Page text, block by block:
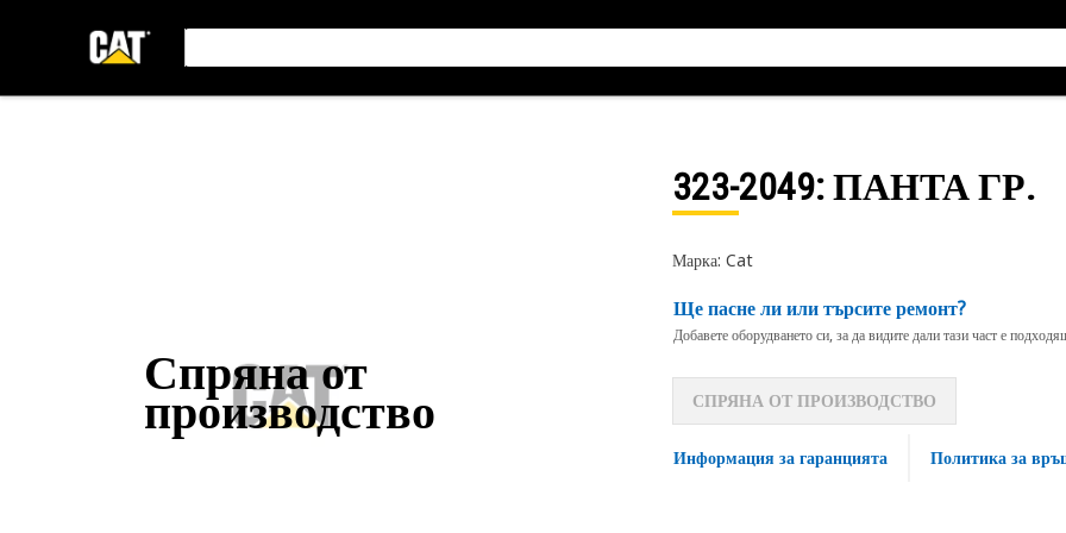
Спряна от
производство
323-2049: ПАНТА ГР.
Марка: Cat
Ще пасне ли или търсите ремонт?
Добавете оборудването си, за да видите дали тази част е
СПРЯНА ОТ ПРОИЗВОДСТВО
Информация за гаранцията Политика за